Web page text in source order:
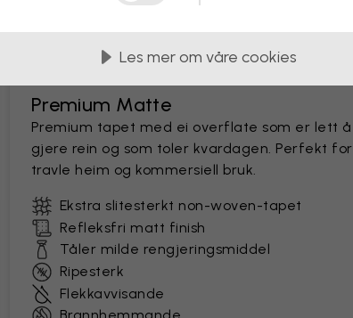
MEST POPULÆRE
Premium Matte
Premium tapet med ei overflate som er lett å
gjere rein og som toler kvardagen. Perfekt for
travle heim og kommersiell bruk.
Ekstra slitesterkt non-woven-tapet
Refleksfri matt finish
Tåler milde rengjeringsmiddel
Ripesterk
Flekkavvisande
Les mer om våre cookies